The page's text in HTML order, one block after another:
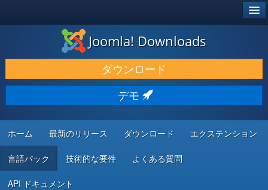
ダウンロードと機能拡張
発見と学び
コミュニティとサポート
開発者向けリソース
Joomla! Downloads
ダウンロード
デモ
ホーム 最新のリリース ダウンロード エクステンション
言語パック 技術的な要件 よくある質問
API ドキュメント